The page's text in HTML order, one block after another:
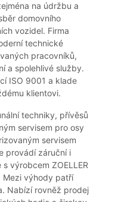
na údržbu a
domovního
vozidel. Firma
technické
pracovníků,
a spolehlivé služby.
ISO 9001 a klade
klientovi.
techniky, přívěsů
servisem pro osy
servisem
provádí záruční i
výrobcem ZOELLER
Mezi výhody patří
Nabízí rovněž prodej